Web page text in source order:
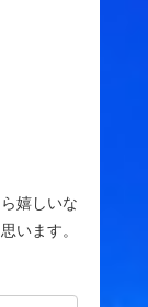
嬉しいな
います。